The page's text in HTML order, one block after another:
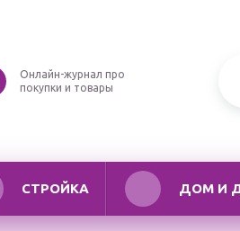
Онлайн-журнал про
покупки и товары
СТРОЙКА ДОМ И